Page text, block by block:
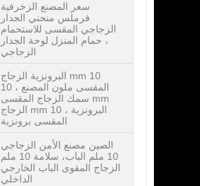
فرملس منحني الجدار
الزجاجي المقسى للاستحمام
، حمام المنزل لوحة الجدار
الزجاجي
المقسى ملون المصنع ، 10
mm سمك الزجاج المقسى
البرونزية ، 10 mm الزجاج
المقسى برونزية
10 ملم الباب، سلامة 10 ملم
الزجاج المقوى الباب الخارجي
الداخلي